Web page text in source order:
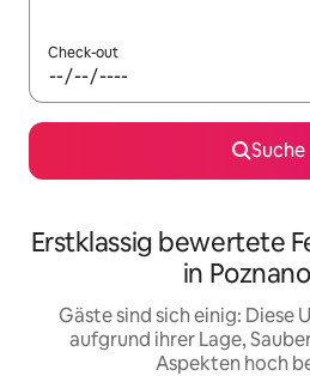
Check-out
Suche
Erstklassig bewertete
in
Gäste sind sich einig: Diese
aufgrund ihrer Lage,
Aspekten hoch